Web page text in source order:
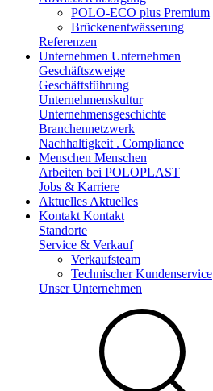
POLO-ECO plus Premium
Brückenentwässerung
Referenzen
Unternehmen Unternehmen
Geschäftszweige
Geschäftsführung
Unternehmenskultur
Unternehmensgeschichte
Branchennetzwerk
Nachhaltigkeit . Compliance
Menschen Menschen
Arbeiten bei POLOPLAST
Jobs & Karriere
Aktuelles Aktuelles
Kontakt Kontakt
Standorte
Service & Verkauf
Verkaufsteam
Technischer Kundenservice
Unser Unternehmen